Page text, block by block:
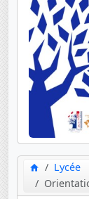
Lycée